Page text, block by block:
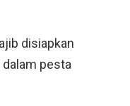
disiapkan
pesta